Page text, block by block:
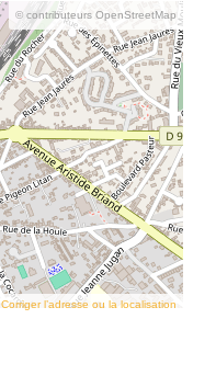
© contributeurs OpenStreetMap
Corriger l’adresse ou la localisation